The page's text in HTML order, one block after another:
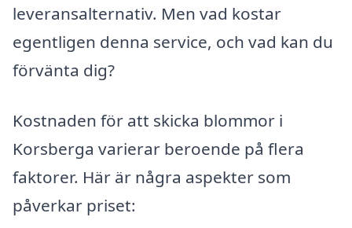
leveransalternativ. Men vad kostar
egentligen denna service, och vad kan du
förvänta dig?
Kostnaden för att skicka blommor i
Korsberga varierar beroende på flera
faktorer. Här är några aspekter som
påverkar priset: